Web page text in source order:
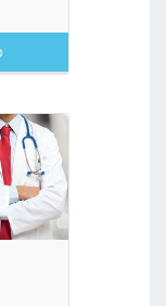
Voir